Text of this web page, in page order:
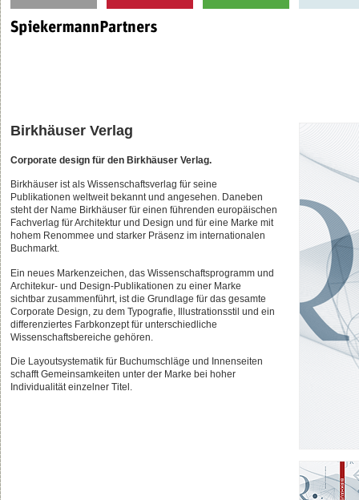
Birkhäuser Verlag
Corporate design für den Birkhäuser Verlag.
Birkhäuser ist als Wissenschaftsverlag für seine
Publikationen weltweit bekannt und angesehen. Daneben
steht der Name Birkhäuser für einen führenden europäischen
Fachverlag für Architektur und Design und für eine Marke mit
hohem Renommee und starker Präsenz im internationalen
Buchmarkt.
Ein neues Markenzeichen, das Wissenschaftsprogramm und
Architekur- und Design-Publikationen zu einer Marke
sichtbar zusammenführt, ist die Grundlage für das gesamte
Corporate Design, zu dem Typografie, Illustrationsstil und ein
differenziertes Farbkonzept für unterschiedliche
Wissenschaftsbereiche gehören.
Die Layoutsystematik für Buchumschläge und Innenseiten
schafft Gemeinsamkeiten unter der Marke bei hoher
Individualität einzelner Titel.